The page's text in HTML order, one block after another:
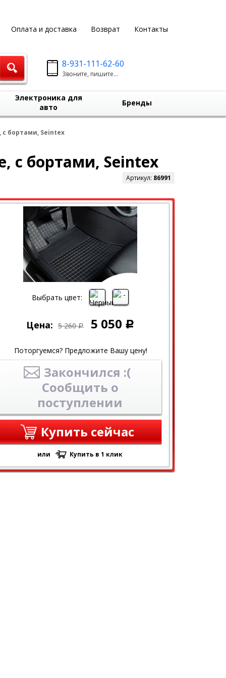
Оплата и доставка Возврат Контакты
8-931-111-62-60
Звоните, пишите...
Электроника для
авто
Бренды
с бортами, Seintex
с бортами, Seintex
Артикул: 86991
Выбрать цвет:
Цена: 5 260 Р 5 050 Р
Поторгуемся? Предложите Вашу цену!
Закончился :(
Сообщить о
поступлении
Купить сейчас
или Купить в 1 клик